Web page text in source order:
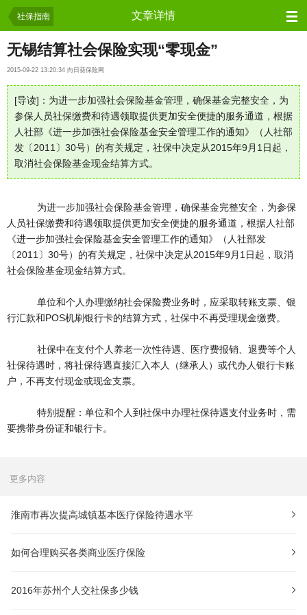
社保指南 文章详情
无锡结算社会保险实现“零现金”
2015-09-22 13:20:34 向日葵保险网
[导读]：为进一步加强社会保险基金管理，确保基金完整安全，为
参保人员社保缴费和待遇领取提供更加安全便捷的服务通道，根据
人社部《进一步加强社会保险基金安全管理工作的通知》（人社部
发〔2011〕30号）的有关规定，社保中决定从2015年9月1日起，
取消社会保险基金现金结算方式。
为进一步加强社会保险基金管理，确保基金完整安全，为参保
人员社保缴费和待遇领取提供更加安全便捷的服务通道，根据人社部
《进一步加强社会保险基金安全管理工作的通知》（人社部发
〔2011〕30号）的有关规定，社保中决定从2015年9月1日起，取消
社会保险基金现金结算方式。
单位和个人办理缴纳社会保险费业务时，应采取转账支票、银
行汇款和POS机刷银行卡的结算方式，社保中不再受理现金缴费。
社保中在支付个人养老一次性待遇、医疗费报销、退费等个人
社保待遇时，将社保待遇直接汇入本人（继承人）或代办人银行卡账
户，不再支付现金或现金支票。
特别提醒：单位和个人到社保中办理社保待遇支付业务时，需
要携带身份证和银行卡。
更多内容
淮南市再次提高城镇基本医疗保险待遇水平
如何合理购买各类商业医疗保险
2016年苏州个人交社保多少钱